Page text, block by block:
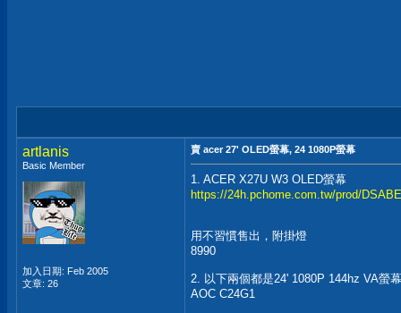
artlanis
Basic Member
加入日期: Feb 2005
文章: 26
賣 acer 27' OLED螢幕, 24 1080P螢幕
1. ACER X27U W3 OLED螢幕
https://24h.pchome.com.tw/prod/
用不習慣售出，附掛燈
8990
2. 以下兩個都是24' 1080P 144hz VA螢幕
AOC C24G1